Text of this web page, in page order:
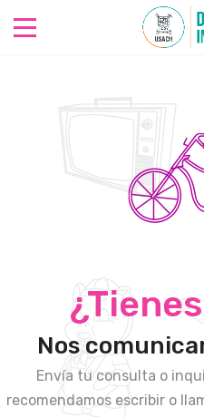
Nos
Envía tu consulta o
recomendamos escribir o